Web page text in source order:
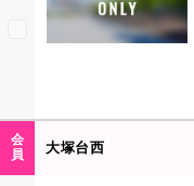
会
員
大塚台西